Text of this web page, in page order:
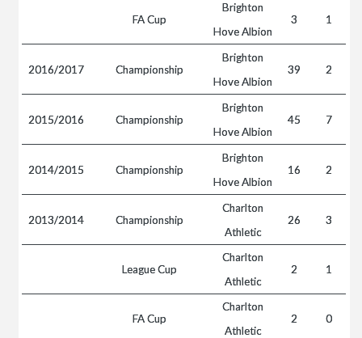
FA Cup
Brighton
Hove Albion
3 1
2016/2017 Championship
Brighton
Hove Albion
39 2
2015/2016 Championship
Brighton
Hove Albion
45 7
2014/2015 Championship
Brighton
Hove Albion
16 2
2013/2014 Championship
Charlton
Athletic
26 3
League Cup
Charlton
Athletic
2 1
FA Cup
Charlton
Athletic
2 0